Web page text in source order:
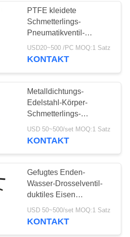
PTFE kleidete
Schmetterlings-
Pneumatikventil-
pneumatisches Fluss-
Regelventil aus
USD20~500 /PC MOQ:1 Satz
KONTAKT
Metalldichtungs-
Edelstahl-Körper-
Schmetterlings-
Ventilteller-Standard mit
Griff
USD 50~500/set MOQ:1 Satz
KONTAKT
Gefugtes Enden-
Wasser-Drosselventil-
duktiles Eisen
motorisiert für mittlere
Chemikalie
USD 50~500/set MOQ:1 Satz
KONTAKT